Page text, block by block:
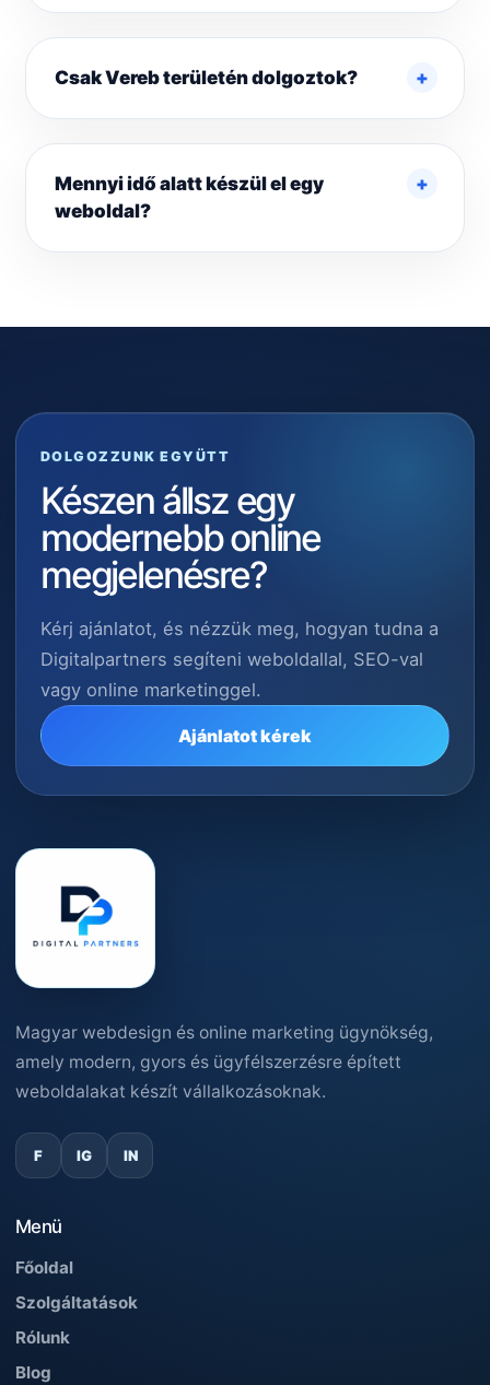
Csak Vereb területén dolgoztok?
Mennyi idő alatt készül el egy
weboldal?
DOLGOZZUNK EGYÜTT
Készen állsz egy
modernebb online
megjelenésre?
Kérj ajánlatot, és nézzük meg, hogyan tudna a
Digitalpartners segíteni weboldallal, SEO-val
vagy online marketinggel.
Ajánlatot kérek
Magyar webdesign és online marketing ügynökség,
amely modern, gyors és ügyfélszerzésre épített
weboldalakat készít vállalkozásoknak.
F IG IN
Menü
Főoldal
Szolgáltatások
Rólunk
Blog